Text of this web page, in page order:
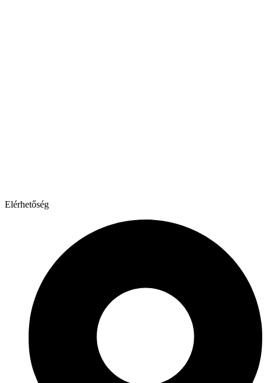
Elérhetőség